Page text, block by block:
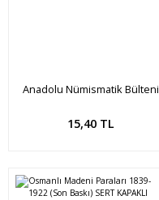
Anadolu Nümismatik Bülteni
15,40 TL
Sepete Ekle